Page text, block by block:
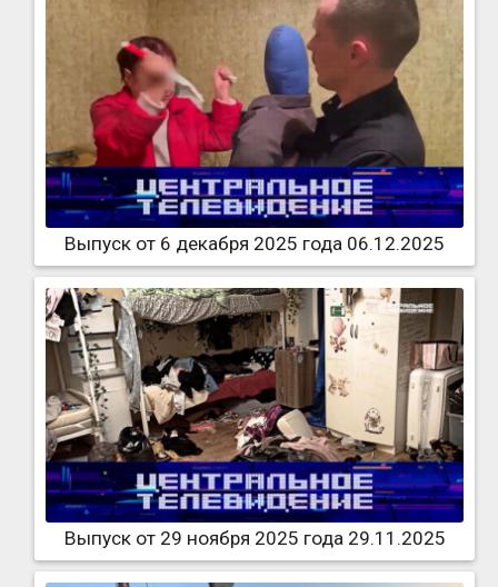
Выпуск от 6 декабря 2025 года 06.12.2025
Выпуск от 29 ноября 2025 года 29.11.2025